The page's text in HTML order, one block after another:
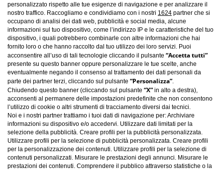
Carica altro
personalizzato rispetto alle tue esigenze di navigazione e per analizzare il
nostro traffico. Raccogliamo e condividiamo con i nostri 1624 partner che si
occupano di analisi dei dati web, pubblicità e social media, alcune
informazioni sul tuo dispositivo, come l’indirizzo IP e le caratteristiche del tuo
dispositivo, i quali potrebbero combinarle con altre informazioni che hai
fornito loro o che hanno raccolto dal tuo utilizzo dei loro servizi. Puoi
acconsentire all’uso di tali tecnologie cliccando il pulsante “Accetta tutti”
presente su questo banner oppure personalizzare le tue scelte, anche
eventualmente negando il consenso al trattamento dei dati personali da
parte dei partner terzi, cliccando sul pulsante “Personalizza”.
Chiudendo questo banner (cliccando sul pulsante “X” in alto a destra),
acconsenti al permanere delle impostazioni predefinite che non consentono
l’utilizzo di cookie o altri strumenti di tracciamento diversi dai tecnici.
Noi e i nostri partner trattiamo i tuoi dati di navigazione per: Archiviare
informazioni su dispositivo e/o accedervi. Utilizzare dati limitati per la
selezione della pubblicità. Creare profili per la pubblicità personalizzata.
Utilizzare profili per la selezione di pubblicità personalizzata. Creare profili
per la personalizzazione dei contenuti. Utilizzare profili per la selezione di
contenuti personalizzati. Misurare le prestazioni degli annunci. Misurare le
prestazioni dei contenuti. Comprendere il pubblico attraverso statistiche o la